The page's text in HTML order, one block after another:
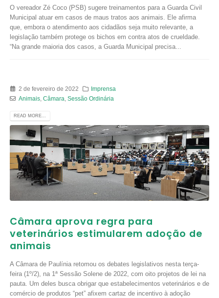
O vereador Zé Coco (PSB) sugere treinamentos para a Guarda Civil
Municipal atuar em casos de maus tratos aos animais. Ele afirma
que, embora o atendimento aos cidadãos seja muito relevante, a
legislação também protege os bichos em contra atos de crueldade.
“Na grande maioria dos casos, a Guarda Municipal precisa...
2 de fevereiro de 2022
Imprensa
Animais, Câmara Sessão Ordinária
READ MORE...
Câmara aprova regra para
veterinários estimularem adoção de
animais
A Câmara de Paulínia retomou os debates legislativos nesta terça-
feira (1º/2), na 1ª Sessão Solene de 2022, com oito projetos de lei na
pauta. Um deles busca obrigar que estabelecimentos veterinários e de
comércio de produtos “pet” afixem cartaz de incentivo à adoção